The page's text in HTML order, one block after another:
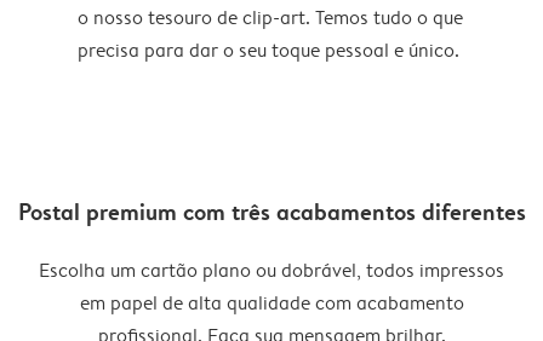
o nosso tesouro de clip-art. Temos tudo o que
precisa para dar o seu toque pessoal e único.
Postal premium com três acabamentos diferentes
Escolha um cartão plano ou dobrável, todos impressos
em papel de alta qualidade com acabamento